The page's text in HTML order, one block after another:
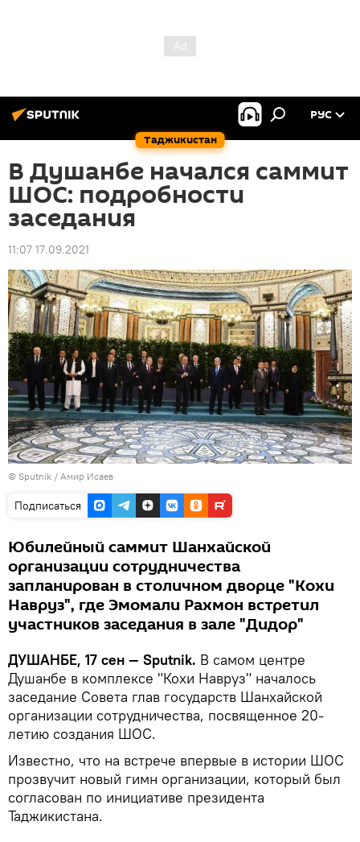
Таджикистан
РУС
В Душанбе начался саммит
ШОС: подробности
заседания
11:07 17.09.2021
© Sputnik / Амир Исаев
Подписаться
Юбилейный саммит Шанхайской
организации сотрудничества
запланирован в столичном дворце "Кохи
Навруз", где Эмомали Рахмон встретил
участников заседания в зале "Дидор"
ДУШАНБЕ, 17 сен — Sputnik. В самом центре
Душанбе в комплексе "Кохи Навруз" началось
заседание Совета глав государств Шанхайской
организации сотрудничества, посвященное 20-
летию создания ШОС.
Известно, что на встрече впервые в истории ШОС
прозвучит новый гимн организации, который был
согласован по инициативе президента
Таджикистана.